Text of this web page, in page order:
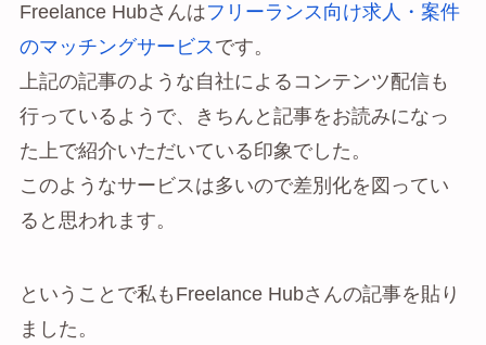
Freelance Hubさんはフリーランス向け求人・案件
のマッチングサービスです。
上記の記事のような自社によるコンテンツ配信も
行っているようで、きちんと記事をお読みになっ
た上で紹介いただいている印象でした。
このようなサービスは多いので差別化を図ってい
ると思われます。
ということで私もFreelance Hubさんの記事を貼り
ました。